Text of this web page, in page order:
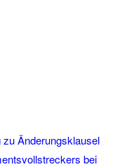
Änderungsklausel
bei